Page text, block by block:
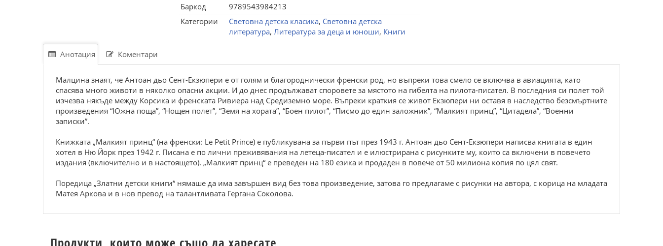
Баркод
9789543984213
Категории
Световна детска класика, Световна детска
литература, Литература за деца и юноши, Книги
Анотация Коментари
Малцина знаят, че Антоан дьо Сент-Екзюпери е от голям и благороднически френски род, но въпреки това смело се включва в авиацията, като
спасява много животи в няколко опасни акции. И до днес продължават споровете за мястото на гибелта на пилота-писател. В последния си полет той
изчезва някъде между Корсика и френската Ривиера над Средиземно море. Въпреки краткия се живот Екзюпери ни оставя в наследство безсмъртните
произведения “Южна поща”, “Нощен полет”, “Земя на хората”, “Боен пилот”, “Писмо до един заложник”, “Малкият принц”, “Цитадела”, “Военни
записки”.
Книжката „Малкият принц“ (на френски: Le Petit Prince) е публикувана за първи път през 1943 г. Антоан дьо Сент-Екзюпери написва книгата в един
хотел в Ню Йорк през 1942 г. Писана е по лични преживявания на летеца-писател и е илюстрирана с рисунките му, които са включени в повечето
издания (включително и в настоящето). „Малкият принц“ е преведен на 180 езика и продаден в повече от 50 милиона копия по цял свят.
Поредица „Златни детски книги“ нямаше да има завършен вид без това произведение, затова го предлагаме с рисунки на автора, с корица на младата
Матея Аркова и в нов превод на талантливата Гергана Соколова.
Продукти, които може също да харесате